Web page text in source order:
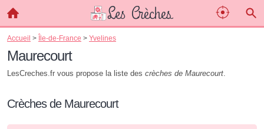
Accueil > Île-de-France > Yvelines
Maurecourt
LesCreches.fr vous propose la liste des crèches de Maurecourt.
Crèches de Maurecourt